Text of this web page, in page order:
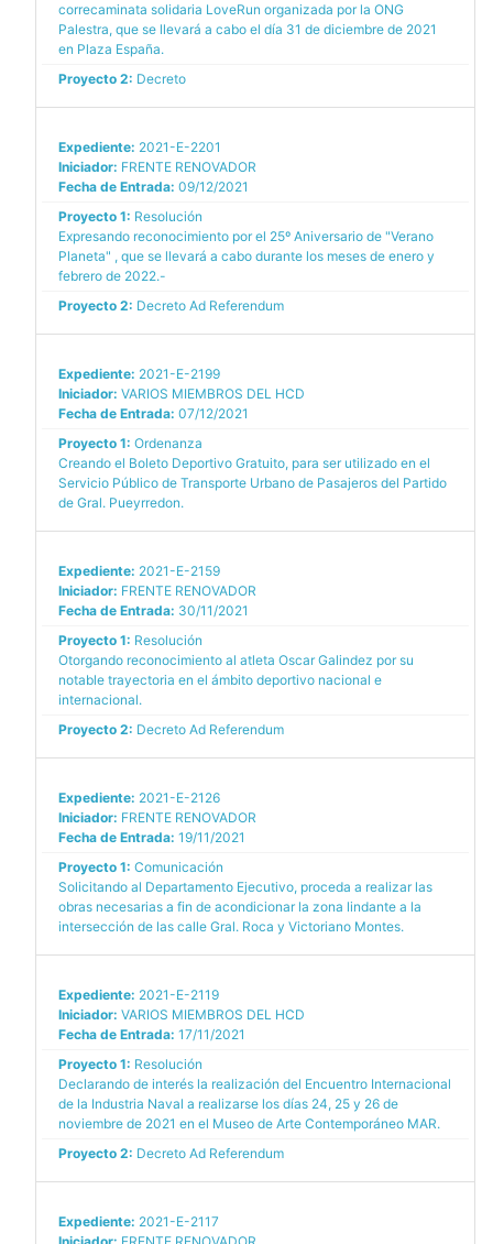
correcaminata solidaria LoveRun organizada por la ONG
Palestra, que se llevará a cabo el día 31 de diciembre de 2021
en Plaza España.
Proyecto 2: Decreto
Expediente: 2021-E-2201
Iniciador: FRENTE RENOVADOR
Fecha de Entrada: 09/12/2021
Proyecto 1: Resolución
Expresando reconocimiento por el 25º Aniversario de "Verano
Planeta" , que se llevará a cabo durante los meses de enero y
febrero de 2022.-
Proyecto 2: Decreto Ad Referendum
Expediente: 2021-E-2199
Iniciador: VARIOS MIEMBROS DEL HCD
Fecha de Entrada: 07/12/2021
Proyecto 1: Ordenanza
Creando el Boleto Deportivo Gratuito, para ser utilizado en el
Servicio Público de Transporte Urbano de Pasajeros del Partido
de Gral. Pueyrredon.
Expediente: 2021-E-2159
Iniciador: FRENTE RENOVADOR
Fecha de Entrada: 30/11/2021
Proyecto 1: Resolución
Otorgando reconocimiento al atleta Oscar Galindez por su
notable trayectoria en el ámbito deportivo nacional e
internacional.
Proyecto 2: Decreto Ad Referendum
Expediente: 2021-E-2126
Iniciador: FRENTE RENOVADOR
Fecha de Entrada: 19/11/2021
Proyecto 1: Comunicación
Solicitando al Departamento Ejecutivo, proceda a realizar las
obras necesarias a fin de acondicionar la zona lindante a la
intersección de las calle Gral. Roca y Victoriano Montes.
Expediente: 2021-E-2119
Iniciador: VARIOS MIEMBROS DEL HCD
Fecha de Entrada: 17/11/2021
Proyecto 1: Resolución
Declarando de interés la realización del Encuentro Internacional
de la Industria Naval a realizarse los días 24, 25 y 26 de
noviembre de 2021 en el Museo de Arte Contemporáneo MAR.
Proyecto 2: Decreto Ad Referendum
Expediente: 2021-E-2117